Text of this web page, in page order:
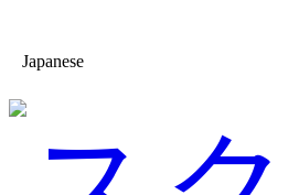
Japanese